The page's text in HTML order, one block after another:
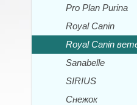
Pro Plan Purina
Royal Canin
Royal Canin
Sanabelle
SIRIUS
Снежок